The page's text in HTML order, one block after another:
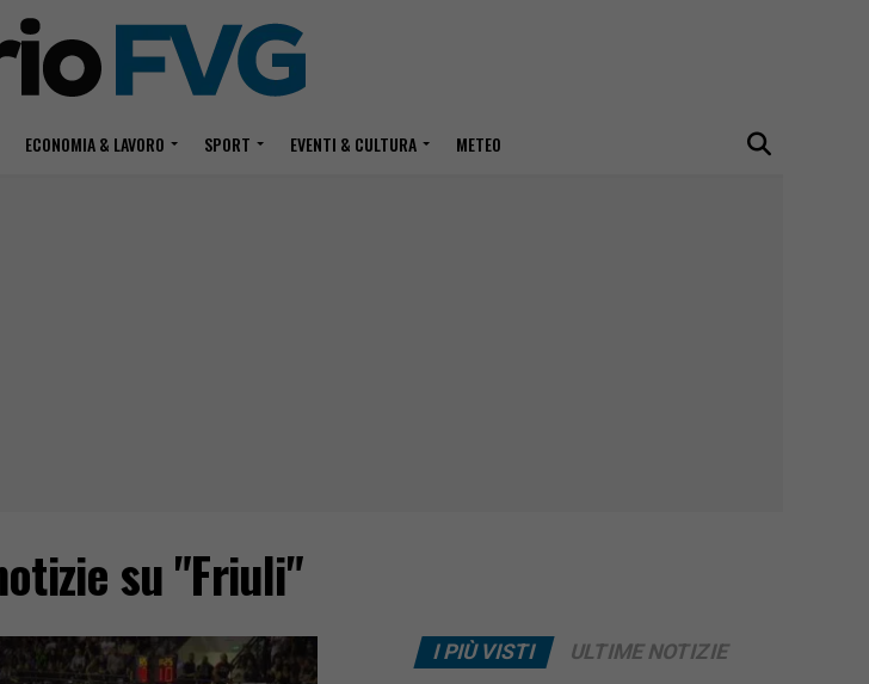
ECONOMIA & LAVORO SPORT EVENTI & CULTURA METEO
su "Friuli"
I PIÙ VISTI ULTIME NOTIZIE